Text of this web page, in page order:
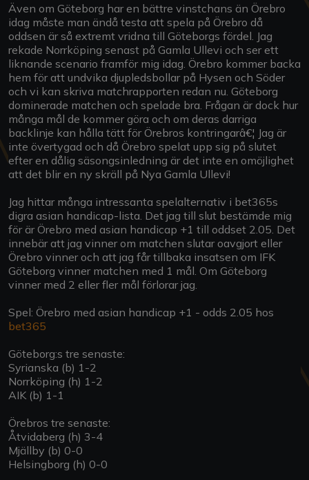
Även om Göteborg har en bättre vinstchans än Örebro
idag måste man ändå testa att spela på Örebro då
oddsen är så extremt vridna till Göteborgs fördel. Jag
rekade Norrköping senast på Gamla Ullevi och ser ett
liknande scenario framför mig idag. Örebro kommer backa
hem för att undvika djupledsbollar på Hysen och Söder
och vi kan skriva matchrapporten redan nu. Göteborg
dominerade matchen och spelade bra. Frågan är dock hur
många mål de kommer göra och om deras darriga
backlinje kan hålla tätt för Örebros kontringarâ€¦ Jag är
inte övertygad och då Örebro spelat upp sig på slutet
efter en dålig säsongsinledning är det inte en omöjlighet
att det blir en ny skräll på Nya Gamla Ullevi!
Jag hittar många intressanta spelalternativ i bet365s
digra asian handicap-lista. Det jag till slut bestämde mig
för är Örebro med asian handicap +1 till oddset 2.05. Det
innebär att jag vinner om matchen slutar oavgjort eller
Örebro vinner och att jag får tillbaka insatsen om IFK
Göteborg vinner matchen med 1 mål. Om Göteborg
vinner med 2 eller fler mål förlorar jag.
Spel: Örebro med asian handicap +1 - odds 2.05 hos
bet365
Göteborg:s tre senaste:
Syrianska (b) 1-2
Norrköping (h) 1-2
AIK (b) 1-1
Örebros tre senaste:
Åtvidaberg (h) 3-4
Mjällby (b) 0-0
Helsingborg (h) 0-0